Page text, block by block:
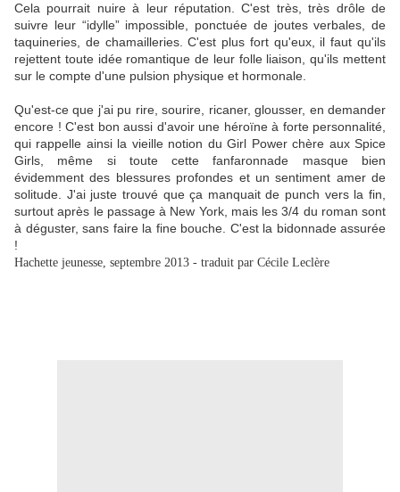
Cela pourrait nuire à leur réputation. C'est très, très drôle de
suivre leur “idylle” impossible, ponctuée de joutes verbales, de
taquineries, de chamailleries. C'est plus fort qu'eux, il faut qu'ils
rejettent toute idée romantique de leur folle liaison, qu'ils mettent
sur le compte d'une pulsion physique et hormonale.
Qu'est-ce que j'ai pu rire, sourire, ricaner, glousser, en demander
encore ! C'est bon aussi d'avoir une héroïne à forte personnalité,
qui rappelle ainsi la vieille notion du Girl Power chère aux Spice
Girls, même si toute cette fanfaronnade masque bien
évidemment des blessures profondes et un sentiment amer de
solitude. J'ai juste trouvé que ça manquait de punch vers la fin,
surtout après le passage à New York, mais les 3/4 du roman sont
à déguster, sans faire la fine bouche. C'est la bidonnade assurée
!
Hachette jeunesse, septembre 2013 - traduit par Cécile Leclère